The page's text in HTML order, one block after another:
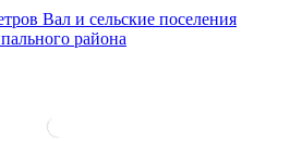
Вал и сельские поселения
района